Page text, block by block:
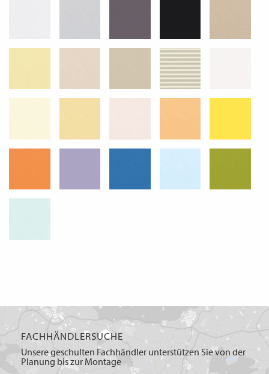
FACHHÄNDLERSUCHE
Unsere geschulten Fachhändler unterstützen Sie von der
Planung bis zur Montage